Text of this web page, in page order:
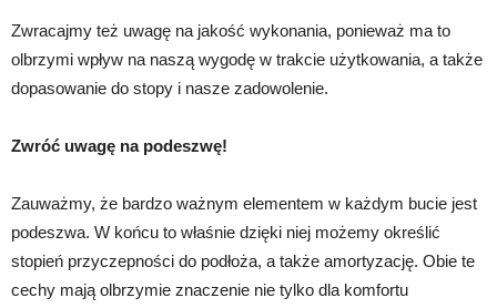
Zwracajmy też uwagę na jakość wykonania, ponieważ ma to
olbrzymi wpływ na naszą wygodę w trakcie użytkowania, a także
dopasowanie do stopy i nasze zadowolenie.
Zwróć uwagę na podeszwę!
Zauważmy, że bardzo ważnym elementem w każdym bucie jest
podeszwa. W końcu to właśnie dzięki niej możemy określić
stopień przyczepności do podłoża, a także amortyzację. Obie te
cechy mają olbrzymie znaczenie nie tylko dla komfortu